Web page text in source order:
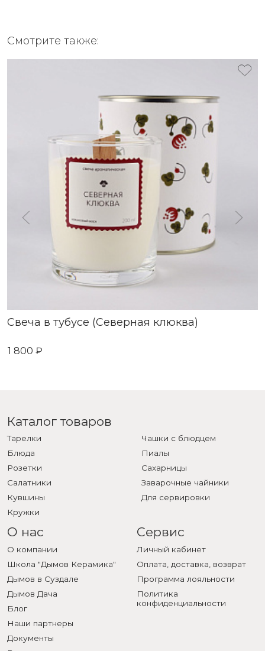
Смотрите также:
Свеча в тубусе (Северная клюква)
1 800 ₽
Каталог товаров
Тарелки
Блюда
Розетки
Салатники
Кувшины
Кружки
Чашки с блюдцем
Пиалы
Сахарницы
Заварочные чайники
Для сервировки
О нас
О компании
Школа "Дымов Керамика"
Дымов в Суздале
Дымов Дача
Блог
Наши партнеры
Документы
Сервис
Личный кабинет
Оплата, доставка, возврат
Программа лояльности
Политика
конфиденциальности